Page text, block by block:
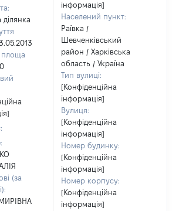
площа
(за
інформація]
Населений пункт:
Раївка /
Шевченківський
район / Харківська
область / Україна
Тип вулиці:
[Конфіденційна
інформація]
Вулиця:
[Конфіденційна
інформація]
Номер будинку:
[Конфіденційна
інформація]
Номер корпусу:
[Конфіденційна
інформація]